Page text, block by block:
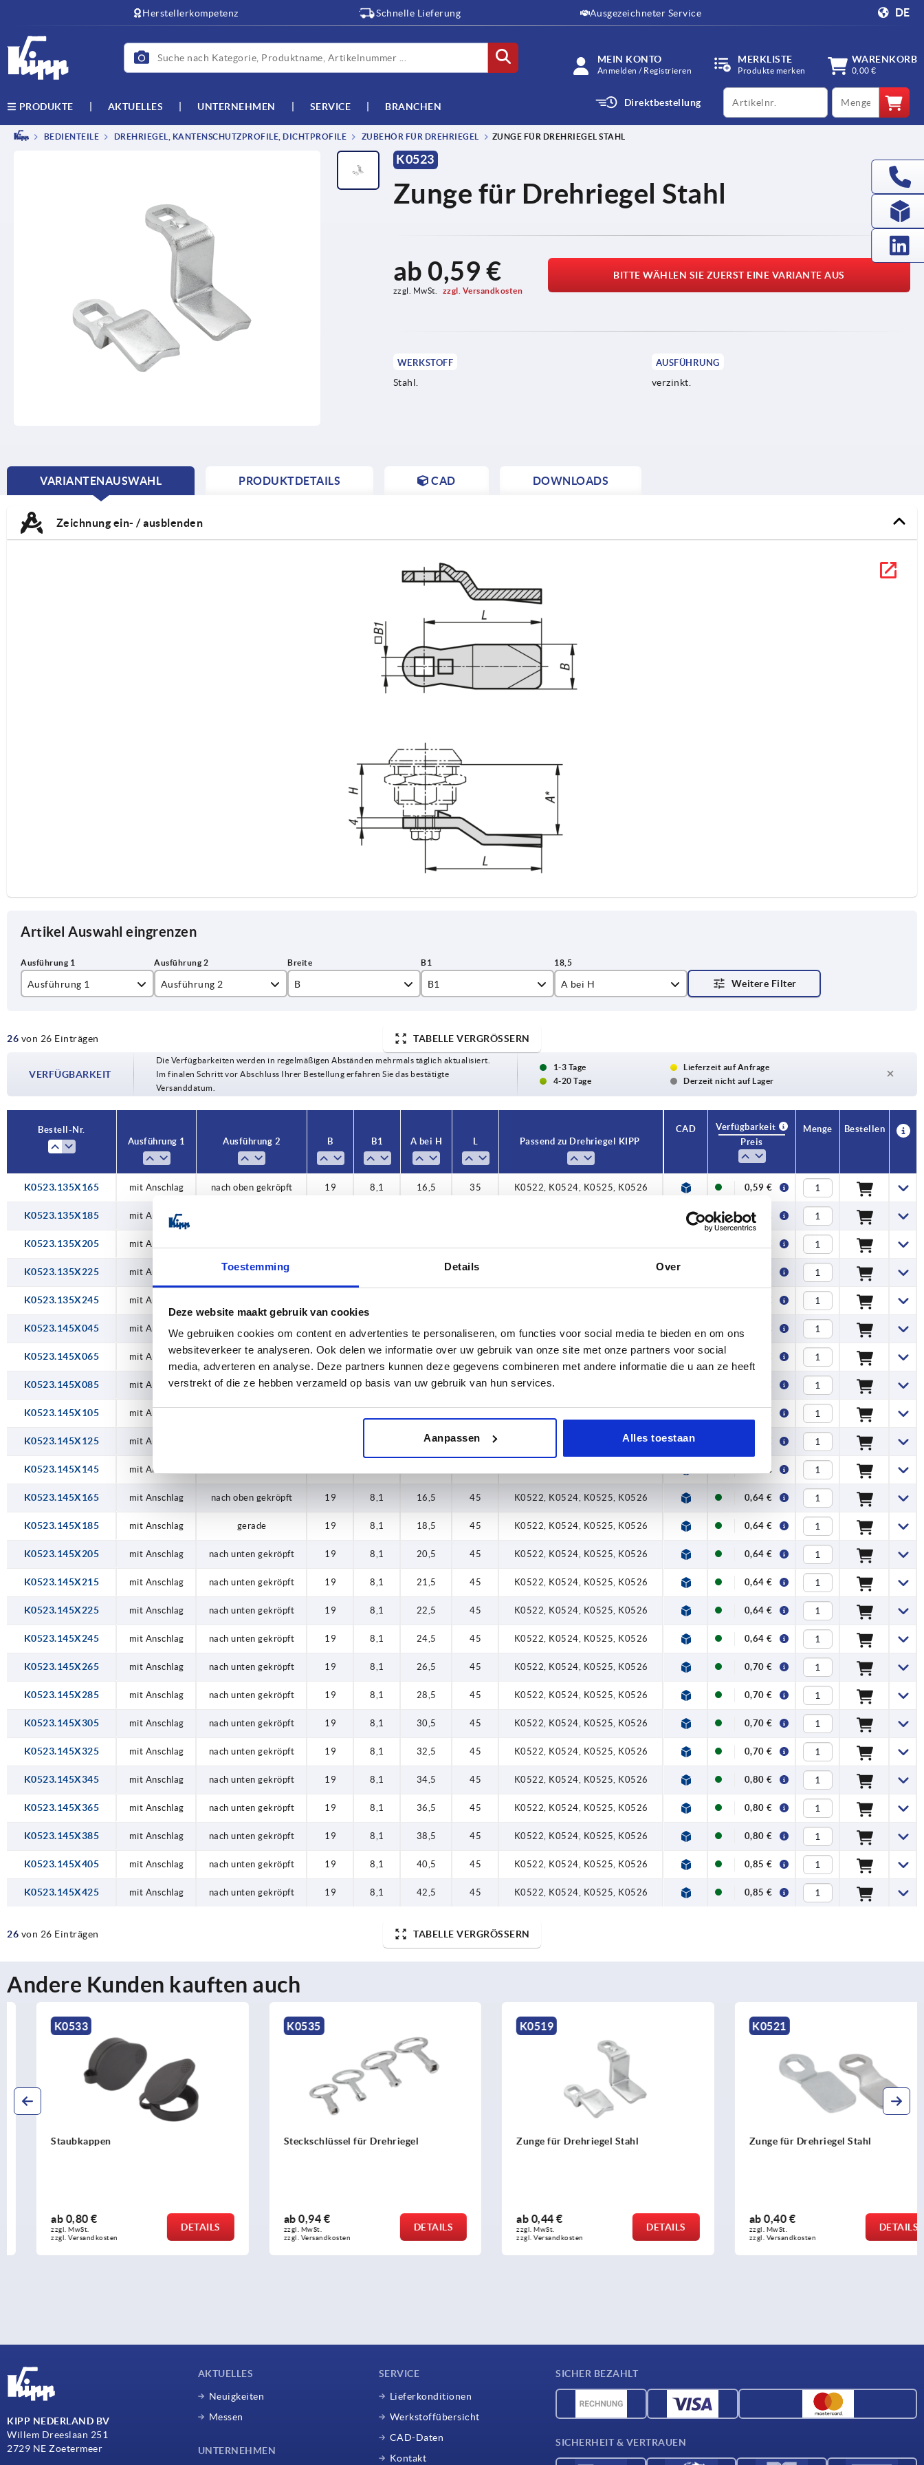
Toestemming Details Over
Deze website maakt gebruik van cookies
We gebruiken cookies om content en advertenties te personaliseren, om functies voor social media te bieden en om ons
websiteverkeer te analyseren. Ook delen we informatie over uw gebruik van onze site met onze partners voor social
media, adverteren en analyse. Deze partners kunnen deze gegevens combineren met andere informatie die u aan ze heeft
verstrekt of die ze hebben verzameld op basis van uw gebruik van hun services.
Aanpassen Alles toestaan
Herstellerkompetenz Schnelle Lieferung Ausgezeichneter Service DE
MEIN KONTO
Anmelden / Registrieren
MERKLISTE
Produkte merken
WARENKORB
0,00 €
PRODUKTE AKTUELLES UNTERNEHMEN SERVICE BRANCHEN Direktbestellung
productCode qty
BEDIENTEILE DREHRIEGEL, KANTENSCHUTZPROFILE, DICHTPROFILE ZUBEHÖR FÜR DREHRIEGEL ZUNGE FÜR DREHRIEGEL STAHL
K0523
Zunge für Drehriegel Stahl
ab 0,59 €
zzgl. MwSt. zzgl. Versandkosten
BITTE WÄHLEN SIE ZUERST EINE VARIANTE AUS
WERKSTOFF
Stahl.
AUSFÜHRUNG
verzinkt.
VARIANTENAUSWAHL
CURRENT
PRODUKTDETAILS CAD DOWNLOADS
Zeichnung ein- / ausblenden
Artikel Auswahl eingrenzen
Ausführung 1 Ausführung 2
nach unten gekröpft
B B1 A bei H
6,5
12,5
14,5
24,5
28,5
26 von 26 Einträgen TABELLE VERGRÖSSERN
VERFÜGBARKEIT
Die Verfügbarkeiten werden in regelmäßigen Abständen mehrmals täglich aktualisiert.
Im finalen Schritt vor Abschluss Ihrer Bestellung erfahren Sie das bestätigte
Versanddatum.
1-3 Tage
Lieferzeit auf Anfrage
4-20 Tage
Derzeit nicht auf Lager
Bestell-Nr.
Ausführung 1
Ausführung 2 B B1 A bei H L Passend zu Drehriegel KIPP
CAD
Verfügbarkeit
Preis
Menge Bestellen
K0523.135X165 mit Anschlag nach oben gekröpft 19 8,1 16,5 35 K0522, K0524, K0525, K0526 0,59 €
K0523.135X185 mit Anschlag 0,59 €
K0523.135X205 mit Anschlag 0,59 €
K0523.135X225 mit Anschlag nach unten gekröpft 35 0,59 €
K0523.135X245 mit Anschlag 0,59 €
K0523.145X045 mit Anschlag nach oben gekröpft 19 8,1 K0522, K0524, K0525, K0526 0,64 €
K0523.145X065 mit Anschlag nach oben gekröpft 19 8,1 6,5 45 K0522, K0524, K0525, K0526 0,64 €
K0523.145X085 mit Anschlag nach oben gekröpft 19 8,1 8,5 45 K0522, K0524, K0525, K0526 0,64 €
K0523.145X105 mit Anschlag 0,64 €
K0523.145X125 mit Anschlag 12,5 45 K0522, K0524, K0525, K0526 0,64 €
K0523.145X145 mit Anschlag 0,64 €
K0523.145X165 mit Anschlag nach oben gekröpft 19 8,1 16,5 45 K0522, K0524, K0525, K0526 0,64 €
K0523.145X185 mit Anschlag gerade 19 8,1 18,5 45 K0522, K0524, K0525, K0526 0,64 €
K0523.145X205 mit Anschlag nach unten gekröpft 19 8,1 20,5 45 K0522, K0524, K0525, K0526 0,64 €
K0523.145X215 mit Anschlag nach unten gekröpft 19 8,1 21,5 45 K0522, K0524, K0525, K0526 0,64 €
K0523.145X225 mit Anschlag nach unten gekröpft 19 8,1 22,5 45 K0522, K0524, K0525, K0526 0,64 €
K0523.145X245 mit Anschlag nach unten gekröpft 19 8,1 24,5 45 K0522, K0524, K0525, K0526 0,64 €
K0523.145X265 mit Anschlag nach unten gekröpft 19 8,1 26,5 45 K0522, K0524, K0525, K0526 0,70 €
K0523.145X285 mit Anschlag nach unten gekröpft 19 8,1 28,5 45 K0522, K0524, K0525, K0526 0,70 €
K0523.145X305 mit Anschlag nach unten gekröpft 19 8,1 30,5 45 K0522, K0524, K0525, K0526 0,70 €
K0523.145X325 mit Anschlag nach unten gekröpft 19 8,1 32,5 45 K0522, K0524, K0525, K0526 0,70 €
K0523.145X345 mit Anschlag nach unten gekröpft 19 8,1 34,5 45 K0522, K0524, K0525, K0526 0,80 €
K0523.145X365 mit Anschlag nach unten gekröpft 19 8,1 36,5 45 K0522, K0524, K0525, K0526 0,80 €
K0523.145X385 mit Anschlag nach unten gekröpft 19 8,1 38,5 45 K0522, K0524, K0525, K0526 0,80 €
K0523.145X405 mit Anschlag nach unten gekröpft 19 8,1 40,5 45 K0522, K0524, K0525, K0526 0,85 €
K0523.145X425 mit Anschlag nach unten gekröpft 19 8,1 42,5 45 K0522, K0524, K0525, K0526 0,85 €
26 von 26 Einträgen TABELLE VERGRÖSSERN
Andere Kunden kauften auch
K0533
Staubkappen
0,80 €
zzgl. MwSt.
zzgl. Versandkosten
DETAILS
K0535
Steckschlüssel für Drehriegel
0,94 €
zzgl. MwSt.
zzgl. Versandkosten
DETAILS
K0519
Zunge für Drehriegel Stahl
0,44 €
zzgl. MwSt.
zzgl. Versandkosten
DETAILS
K0521
Zunge für Drehriegel Stahl
0,40 €
zzgl. MwSt.
zzgl. Versandkosten
DETAILS
KIPP NEDERLAND BV
Willem Dreeslaan 251
2729 NE Zoetermeer
AKTUELLES
Neuigkeiten
Messen
UNTERNEHMEN
SERVICE
Lieferkonditionen
Werkstoffübersicht
CAD-Daten
Kontakt
SICHER BEZAHLT
SICHERHEIT & VERTRAUEN